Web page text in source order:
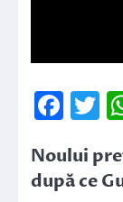
Noului
după ce